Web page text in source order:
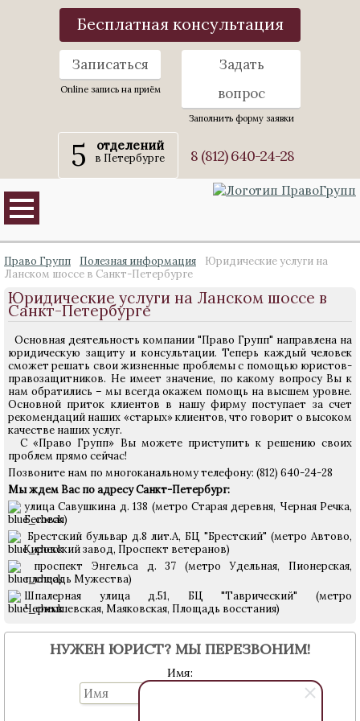
Бесплатная консультация
Записаться
Online запись на приём
Задать
вопрос
Заполнить форму заявки
5 отделений
в Петербурге 8 (812) 640-24-28
Право Групп Полезная информация
Юридические услуги на
Ланском шоссе в Санкт-Петербурге
Юридические услуги на Ланском шоссе в
Санкт-Петербурге
Основная деятельность компании "Право Групп" направлена на
юридическую защиту и консультации. Теперь каждый человек
сможет решать свои жизненные проблемы с помощью юристов-
правозащитников. Не имеет значение, по какому вопросу Вы к
нам обратились – мы всегда окажем помощь на высшем уровне.
Основной приток клиентов в нашу фирму поступает за счет
рекомендаций наших «старых» клиентов, что говорит о высоком
качестве наших услуг.
С «Право Групп» Вы можете приступить к решению своих
проблем прямо сейчас!
Позвоните нам по многоканальному телефону: (812) 640-24-28
Мы ждем Вас по адресу Санкт-Петербург:
улица Савушкина д. 138 (метро Старая деревня, Черная Речка,
Беговая)
Брестский бульвар д.8 лит.А, БЦ "Брестский" (метро Автово,
Кировский завод, Проспект ветеранов)
проспект Энгельса д. 37 (метро Удельная, Пионерская,
площадь Мужества)
Шпалерная улица д.51, БЦ "Таврический" (метро
Чернышевская, Маяковская, Площадь восстания)
НУЖЕН ЮРИСТ? МЫ ПЕРЕЗВОНИМ!
Имя: